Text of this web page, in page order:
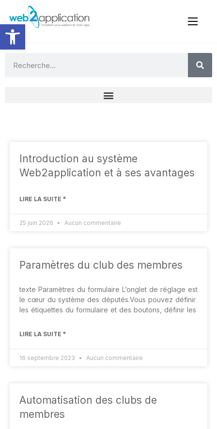
Introduction au système
Web2application et à ses avantages
LIRE LA SUITE "
25 juin 2026 Aucun commentaire
Paramètres du club des membres
texte Paramètres du formulaire L’onglet de réglage est
le cœur du système des députés.Vous pouvez définir
les étiquettes du formulaire et des boutons, définir les
LIRE LA SUITE "
16 septembre 2023 Aucun commentaire
Automatisation des clubs de
membres
Ouvrir la barre d’outils